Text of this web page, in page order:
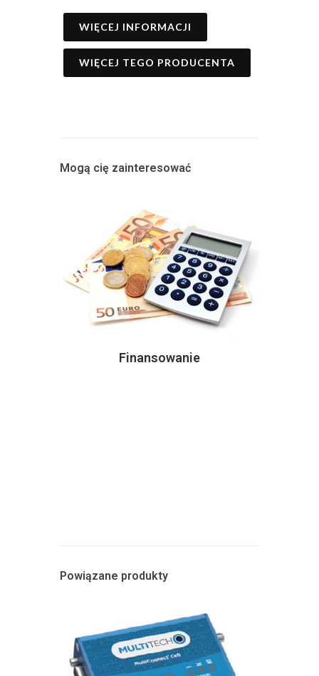
WIĘCEJ INFORMACJI
WIĘCEJ TEGO PRODUCENTA
Mogą cię zainteresować
Finansowanie
Powiązane produkty